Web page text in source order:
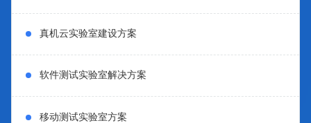
真机云实验室建设方案
软件测试实验室解决方案
移动测试实验室方案